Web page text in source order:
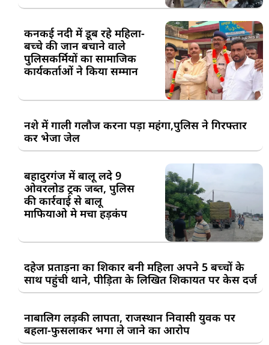
कनकई नदी में डूब रहे महिला-
बच्चे की जान बचाने वाले
पुलिसकर्मियों का सामाजिक
कार्यकर्ताओं ने किया सम्मान
नशे में गाली गलौज करना पड़ा महंगा,पुलिस ने गिरफ्तार
कर भेजा जेल
बहादुरगंज में बालू लदे 9
ओवरलोड ट्रक जब्त, पुलिस
की कार्रवाई से बालू
माफियाओ मे मचा हड़कंप
दहेज प्रताड़ना का शिकार बनी महिला अपने 5 बच्चों के
साथ पहुंची थाने, पीड़िता के लिखित शिकायत पर केस दर्ज
नाबालिग लड़की लापता, राजस्थान निवासी युवक पर
बहला-फुसलाकर भगा ले जाने का आरोप